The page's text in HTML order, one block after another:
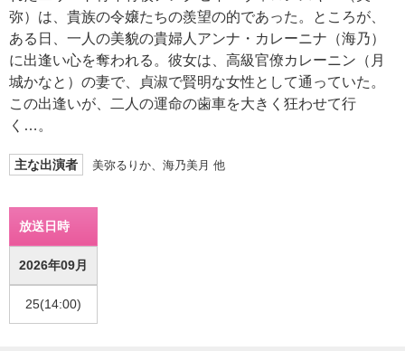
弥）は、貴族の令嬢たちの羨望の的であった。ところが、
ある日、一人の美貌の貴婦人アンナ・カレーニナ（海乃）
に出逢い心を奪われる。彼女は、高級官僚カレーニン（月
城かなと）の妻で、貞淑で賢明な女性として通っていた。
この出逢いが、二人の運命の歯車を大きく狂わせて行
く…。
主な出演者 美弥るりか、海乃美月 他
放送日時
2026年09月
25(14:00)